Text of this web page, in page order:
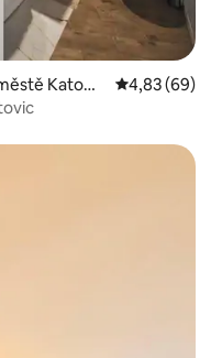
Katowi
Průměrné
4,83 (69)